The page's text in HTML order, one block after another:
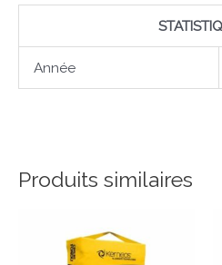
Année
Produits similaires